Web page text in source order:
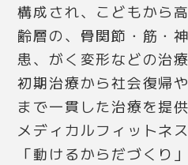
構成され、こどもから
齢層の、骨関節・筋・
患、がく変形などの治
初期治療から社会復帰
まで一貫した治療を提
メディカルフィットネ
「動けるからだづくり